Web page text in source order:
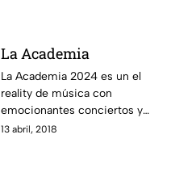
La Academia
La Academia 2024 es un el
reality de música con
emocionantes conciertos y
críticas, donde jóvenes
13 abril, 2018